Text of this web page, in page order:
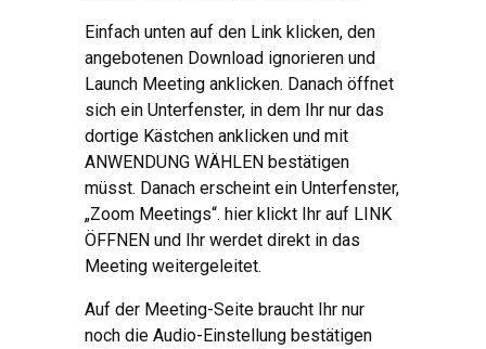
Einfach unten auf den Link klicken, den
angebotenen Download ignorieren und
Launch Meeting anklicken. Danach öffnet
sich ein Unterfenster, in dem Ihr nur das
dortige Kästchen anklicken und mit
ANWENDUNG WÄHLEN bestätigen
müsst. Danach erscheint ein Unterfenster,
„Zoom Meetings“. hier klickt Ihr auf LINK
ÖFFNEN und Ihr werdet direkt in das
Meeting weitergeleitet.
Auf der Meeting-Seite braucht Ihr nur
noch die Audio-Einstellung bestätigen